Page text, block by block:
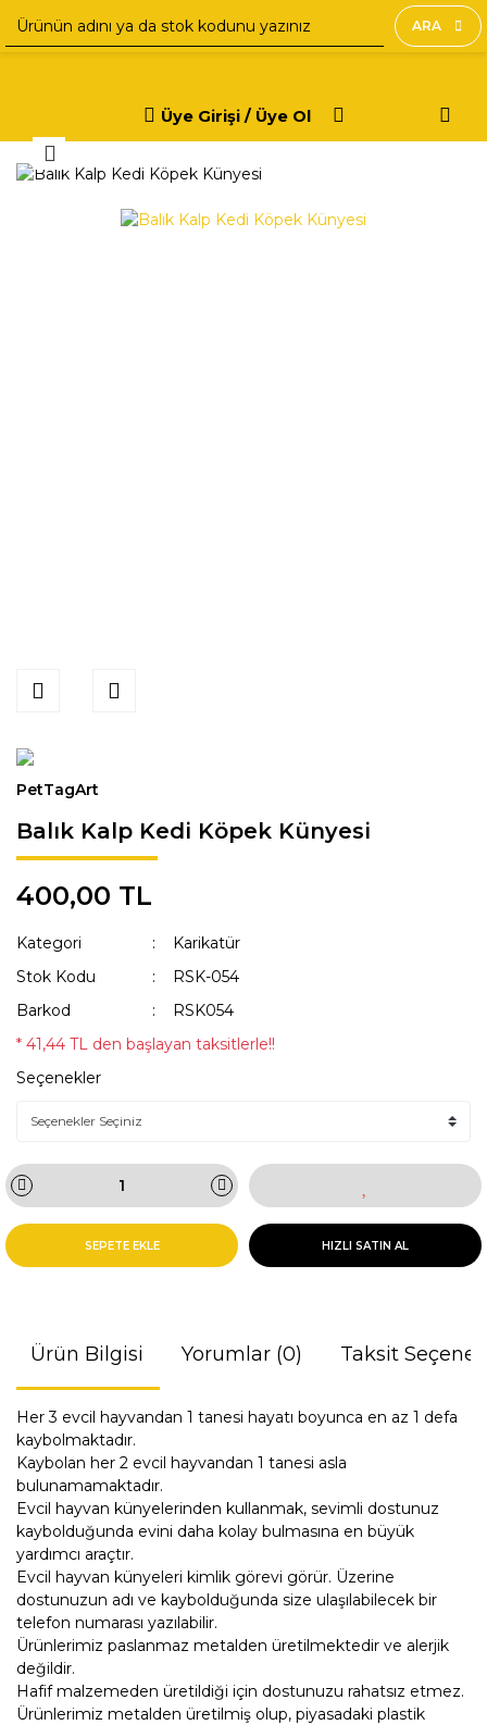
ARA
Üye Girişi / Üye Ol
PetTagArt
Balık Kalp Kedi Köpek Künyesi
400,00 TL
Kategori
Karikatür
Stok Kodu
RSK-054
Barkod
RSK054
* 41,44 TL den başlayan taksitlerle!!
Seçenekler
SEPETE EKLE HIZLI SATIN AL
Ürün Bilgisi Yorumlar (0) Taksit
Her 3 evcil hayvandan 1 tanesi hayatı boyunca en az 1 defa
kaybolmaktadır.
Kaybolan her 2 evcil hayvandan 1 tanesi asla
bulunamamaktadır.
Evcil hayvan künyelerinden kullanmak, sevimli dostunuz
kaybolduğunda evini daha kolay bulmasına en büyük
yardımcı araçtır.
Evcil hayvan künyeleri kimlik görevi görür. Üzerine
dostunuzun adı ve kaybolduğunda size ulaşılabilecek bir
telefon numarası yazılabilir.
Ürünlerimiz paslanmaz metalden üretilmektedir ve alerjik
değildir.
Hafif malzemeden üretildiği için dostunuzu rahatsız etmez.
Ürünlerimiz metalden üretilmiş olup, piyasadaki plastik